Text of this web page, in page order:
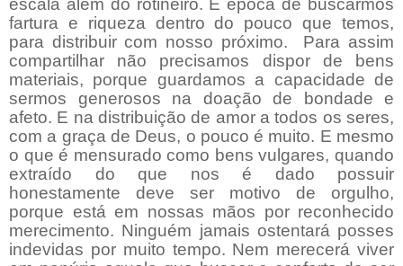
fartura e riqueza dentro do pouco que temos,
para distribuir com nosso próximo. Para assim
compartilhar não precisamos dispor de bens
materiais, porque guardamos a capacidade de
sermos generosos na doação de bondade e
afeto. E na distribuição de amor a todos os seres,
com a graça de Deus, o pouco é muito. E mesmo
o que é mensurado como bens vulgares, quando
extraído do que nos é dado possuir
honestamente deve ser motivo de orgulho,
porque está em nossas mãos por reconhecido
merecimento. Ninguém jamais ostentará posses
indevidas por muito tempo. Nem merecerá viver